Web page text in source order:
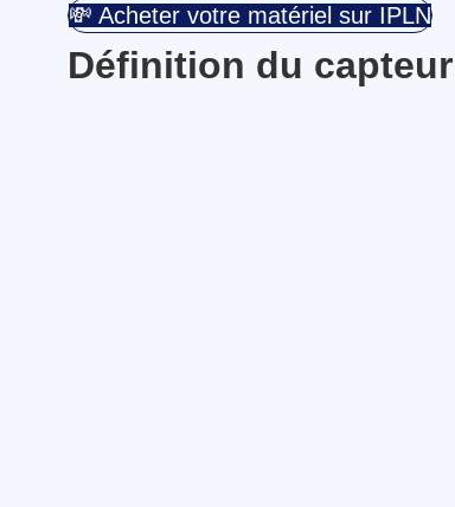
💸 Acheter votre matériel sur IPLN
Définition du